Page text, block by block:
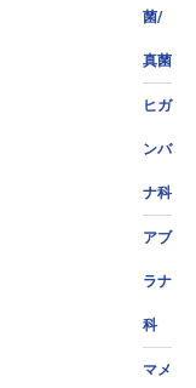
菌/
真菌
ヒガ
ンバ
ナ科
アブ
ラナ
科
マメ